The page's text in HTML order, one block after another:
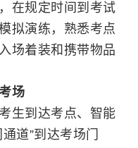
在规定时间到考试
拟演练，熟悉考点
场着装和携带物品
场
生到达考点、智能
道”到达考场门